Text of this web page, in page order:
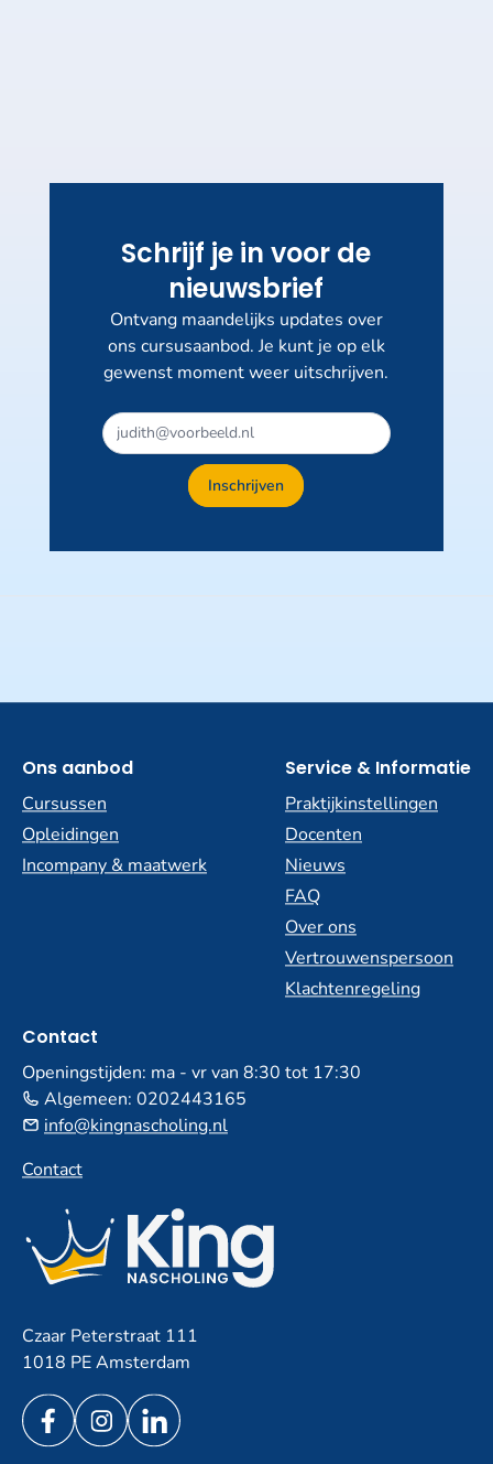
Schrijf je in voor de
nieuwsbrief
Ontvang maandelijks updates over
ons cursusaanbod. Je kunt je op elk
gewenst moment weer uitschrijven.
Dit
veld
Inschrijven
Ons aanbod
Cursussen
Opleidingen
Incompany & maatwerk
Service & Informatie
Praktijkinstellingen
Docenten
Nieuws
FAQ
Over ons
Vertrouwenspersoon
Klachtenregeling
Contact
Openingstijden: ma - vr van 8:30 tot 17:30
Algemeen: 0202443165
info@kingnascholing.nl
Contact
Czaar Peterstraat 111
1018 PE Amsterdam